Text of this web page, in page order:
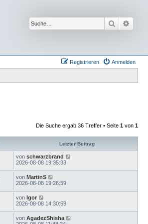
Suche
Anmelden
Registrieren
Die Suche ergab 36 Treffer • Seite 1 von 1
Letzter Beitrag
von schwarzbrand
2026-08-08 19:35:33
von MartinS
2026-08-08 19:26:59
von Igor
2026-08-08 14:30:59
von AgadezShisha